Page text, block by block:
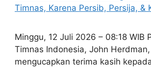
Minggu, 12 Juli 2026 – 08:18 WIB
Timnas Indonesia, John Herdman,
mengucapkan terima kasih